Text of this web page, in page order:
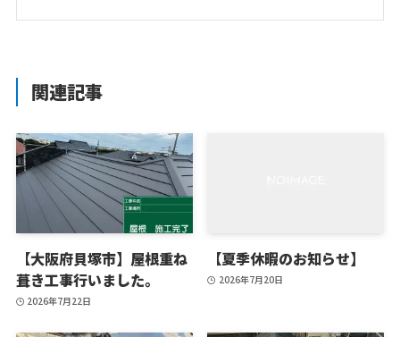
関連記事
【大阪府貝塚市】屋根重ね
葺き工事行いました。
2026年7月22日
【夏季休暇のお知らせ】
2026年7月20日